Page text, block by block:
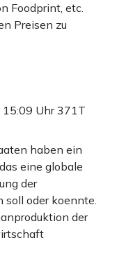
Foodprint, etc.
Preisen zu
15:09 Uhr371T
haben ein
eine globale
der
oder koennte.
der